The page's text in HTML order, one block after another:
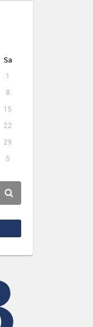
Sa
1
8
15
22
29
5